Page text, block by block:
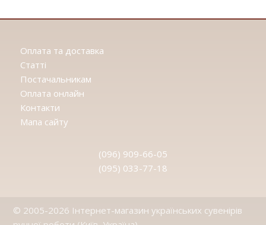
Оплата та доставка
Статтi
Постачальникам
Оплата онлайн
Контакти
Мапа сайту
(096) 909-66-05
(095) 033-77-18
© 2005-2026 Інтернет-магазин українських сувенірів